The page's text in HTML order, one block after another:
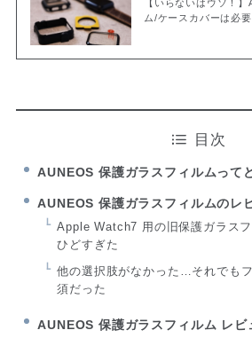
【いらないはウソ！
ム/ケースカバーは必要
目次
AUNEOS 保護ガラスフィルムって
AUNEOS 保護ガラスフィルムのレ
Apple Watch7 用の旧保護ガラス
ひどすぎた
他の選択肢がなかった…それでも
須だった
AUNEOS 保護ガラスフィルム レビ